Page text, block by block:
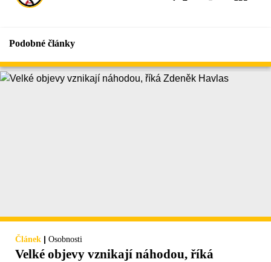
Podobné články
Článek | Osobnosti
Velké objevy vznikají náhodou, říká